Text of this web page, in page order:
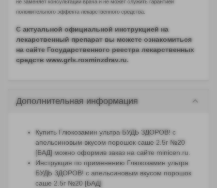
не заменяет консультации врача и не может служить гарантией
положительного эффекта лекарственного средства.
С актуальной официальной инструкцией на
лекарственный препарат вы можете ознакомиться
на сайте Государственного реестра лекарственных
средств www.grls.rosminzdrav.ru.
Дополнительная информация keyboard_arrow_down
Купить Глюкозамин ультра БУДЬ ЗДОРОВ! с
апельсиновым вкусом порошок саше 2.5г №20
[БАД] можно оформив заказ на сайте minicen.ru.
Инструкция по применению Глюкозамин ультра
БУДЬ ЗДОРОВ! с апельсиновым вкусом порошок
саше 2.5г №20 [БАД]
Реклама